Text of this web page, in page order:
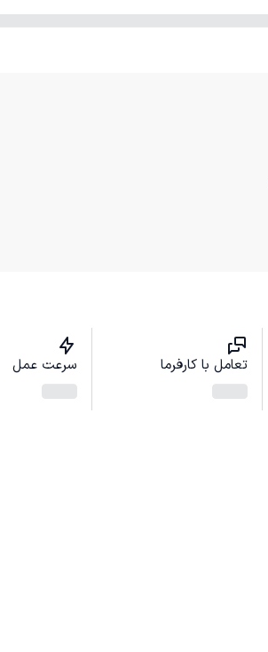
تعامل با کارفرما سرعت عمل